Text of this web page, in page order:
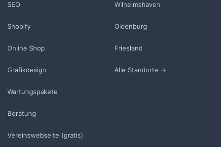
SEO
Shopify
Online Shop
Grafikdesign
Wartungspakete
Beratung
Vereinswebseite (gratis)
Wilhelmshaven
Oldenburg
Friesland
Alle Standorte →